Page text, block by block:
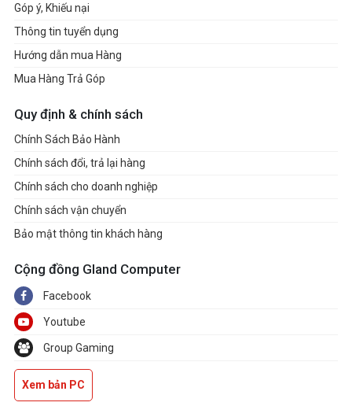
Góp ý, Khiếu nại
Thông tin tuyển dụng
Hướng dẫn mua Hàng
Mua Hàng Trả Góp
Quy định & chính sách
Chính Sách Bảo Hành
Chính sách đổi, trả lại hàng
Chính sách cho doanh nghiệp
Chính sách vận chuyển
Bảo mật thông tin khách hàng
Cộng đồng Gland Computer
Facebook
Youtube
Group Gaming
Xem bản PC